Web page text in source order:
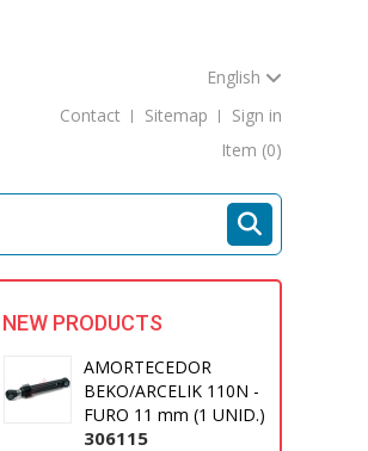
English
Sign in
Contact
Sitemap
Item (0)
NEW PRODUCTS
AMORTECEDOR
BEKO/ARCELIK 110N -
FURO 11 mm (1 UNID.)
306115